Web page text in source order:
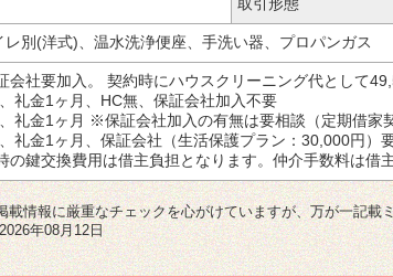
別(洋式)、温水洗浄便座、手洗い器、プロパンガス
会社要加入。 契約時にハウスクリーニング代として
礼金1ヶ月、HC無、保証会社加入不要
礼金1ヶ月 ※保証会社加入の有無は要相談（定期借家
礼金1ヶ月、保証会社（生活保護プラン：30,000円）
の鍵交換費用は借主負担となります。 仲介手数料は借
情報に厳重なチェックを心がけていますが、万が一記載
年08月12日